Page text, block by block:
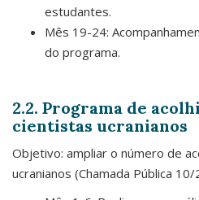
estudantes.
Mês 19-24:
do programa.
2.2. Programa de
cientistas ucranianos
Objetivo: ampliar o número de
ucranianos (Chamada Pública